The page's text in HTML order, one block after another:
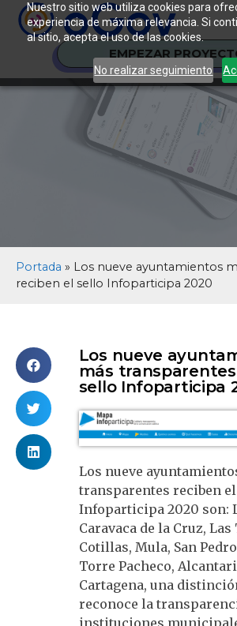
Nuestro sitio web utiliza cookies para
experiencia de máxima relevancia. Si
al sitio, acepta el uso de las cookies.
No realizar seguimiento
EMPEZAR
Portada » Los nueve ayuntamientos
reciben el sello Infoparticipa 2020
Los nueve
más transparentes
sello Infoparticipa
Los nueve
transparentes reciben
Infoparticipa 2020 son:
Caravaca de la Cruz,
Cotillas, Mula, San
Torre Pacheco,
Cartagena, una
reconoce la